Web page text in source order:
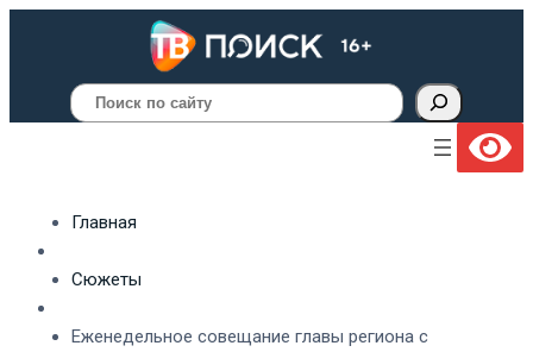
Поиск
Главная
Сюжеты
Еженедельное совещание главы региона с